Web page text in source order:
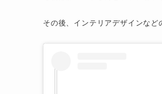
その後、インテリアデザインなど